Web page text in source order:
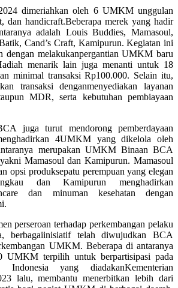
dimeriahkan oleh 6 UMKM unggulan
dan handicraft.Beberapa merek yang hadir
adalah Louis Buddies, Mamasoul,
Cand’s Craft, Kamipurun. Kegiatan ini
dengan melakukanpergantian UMKM baru
menarik lain juga menanti untuk 18
minimal transaksi Rp100.000. Selain itu,
transaksi denganmenyediakan layanan
MDR, serta kebutuhan pembiayaan
juga turut mendorong pemberdayaan
4UMKM yang dikelola oleh
merupakan UMKM Binaan BCA
Mamasoul dan Kamipurun. Mamasoul
opsi produksepatu perempuan yang elegan
dan Kamipurun menghadirkan
dan minuman kesehatan dengan
perseroan terhadap perkembangan pelaku
berbagaiinisiatif telah diwujudkan BCA
UMKM. Beberapa di antaranya
UMKM terpilih untuk berpartisipasi pada
yang diadakanKementerian
lalu, membantu menerbitkan lebih dari